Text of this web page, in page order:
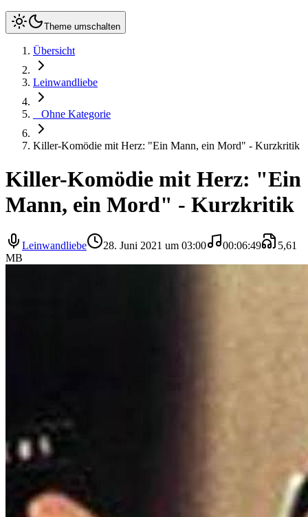
Theme umschalten
Übersicht
Leinwandliebe
_ Ohne Kategorie
Killer-Komödie mit Herz: "Ein Mann, ein Mord" - Kurzkritik
Killer-Komödie mit Herz: "Ein
Mann, ein Mord" - Kurzkritik
Leinwandliebe 28. Juni 2021 um 03:00 00:06:49
5,61
MB